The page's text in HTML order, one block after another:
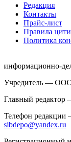
Редакция
Контакты
Прайс-лист
Правила
Политика
информационно-
Учредитель —
Главный
Телефон
sibdepo@yandex.ru